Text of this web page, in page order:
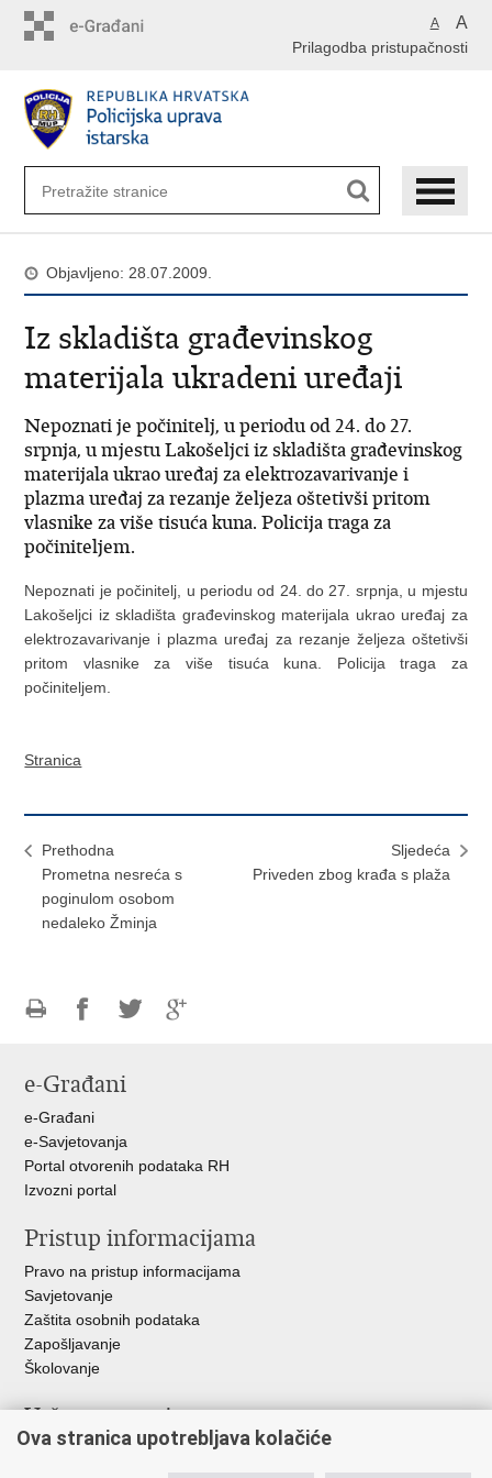
A A
Prilagodba pristupačnosti
Objavljeno: 28.07.2009.
Iz skladišta građevinskog
materijala ukradeni uređaji
Nepoznati je počinitelj, u periodu od 24. do 27.
srpnja, u mjestu Lakošeljci iz skladišta građevinskog
materijala ukrao uređaj za elektrozavarivanje i
plazma uređaj za rezanje željeza oštetivši pritom
vlasnike za više tisuća kuna. Policija traga za
počiniteljem.
Nepoznati je počinitelj, u periodu od 24. do 27. srpnja, u mjestu
Lakošeljci iz skladišta građevinskog materijala ukrao uređaj za
elektrozavarivanje i plazma uređaj za rezanje željeza oštetivši
pritom vlasnike za više tisuća kuna. Policija traga za
počiniteljem.
Stranica
Prethodna
Prometna nesreća s
poginulom osobom
nedaleko Žminja
Sljedeća
Priveden zbog krađa s plaža
FacebookuTwitteru
e-Građani
e-Građani
e-Savjetovanja
Portal otvorenih podataka RH
Izvozni portal
Pristup informacijama
Pravo na pristup informacijama
Savjetovanje
Zaštita osobnih podataka
Zapošljavanje
Školovanje
Važne poveznice
Ministarstvo unutarnjih poslova
Ova stranica upotrebljava kolačiće